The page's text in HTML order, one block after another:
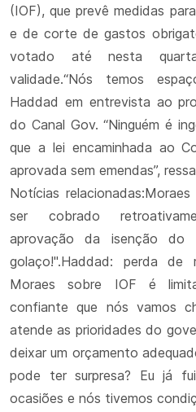
(IOF), que prevê medidas
e de corte de gastos
votado até nesta
validade.“Nós temos
Haddad em entrevista ao
do Canal Gov. “Ninguém é
que a lei encaminhada ao
aprovada sem emendas”,
Notícias
ser cobrado
aprovação da isenção do
golaço!".Haddad: perda
Moraes sobre IOF é
confiante que nós vamos
atende as prioridades do
deixar um orçamento
pode ter surpresa? Eu já
ocasiões e nós tivemos